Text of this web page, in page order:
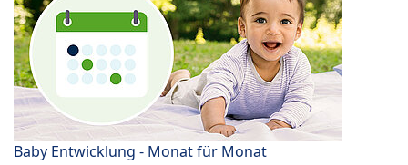
Baby Entwicklung - Monat für Monat